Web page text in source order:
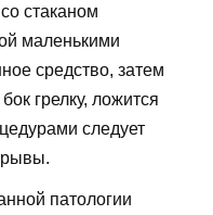
стаканом
маленькими
средство, затем
грелку, ложится
следует
патологии